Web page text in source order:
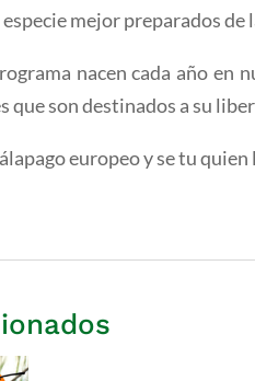
mejor preparados de
nacen cada año en
que son destinados a su
europeo y se tu